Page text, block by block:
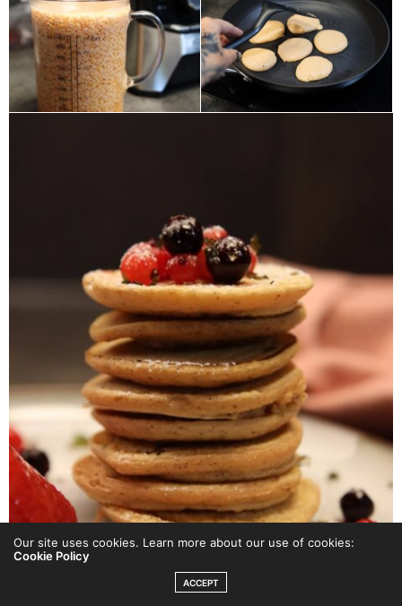
Our site uses cookies. Learn more about our use of cookies:
Cookie Policy
ACCEPT